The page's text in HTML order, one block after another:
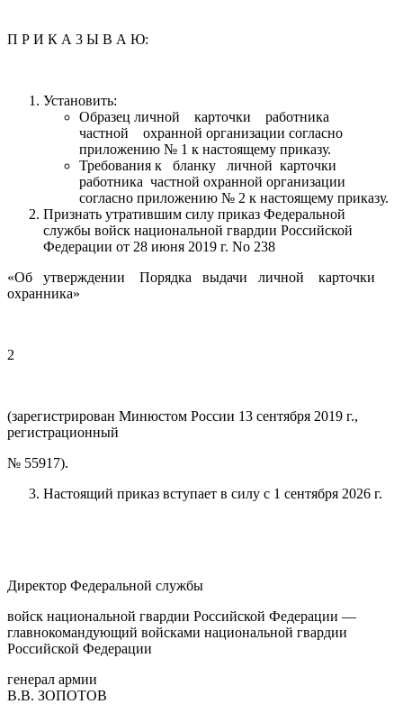
П Р И К А 3 Ы В А Ю:
Установить:
Образец личной карточки работника
частной охранной организации согласно
приложению № 1 к настоящему приказу.
Требования к бланку личной карточки
работника частной охранной организации
согласно приложению № 2 к настоящему приказу.
Признать утратившим силу приказ Федеральной
службы войск национальной гвардии Российской
Федерации от 28 июня 2019 г. No 238
«Об утверждении Порядка выдачи личной карточки
охранника»
2
(зарегистрирован Минюстом России 13 сентября 2019 г.,
регистрационный
№ 55917).
Настоящий приказ вступает в силу с 1 сентября 2026 г.
Директор Федеральной службы
войск национальной гвардии Российской Федерации —
главнокомандующий войсками национальной гвардии
Российской Федерации
генерал армии
В.В. ЗОПОТОВ